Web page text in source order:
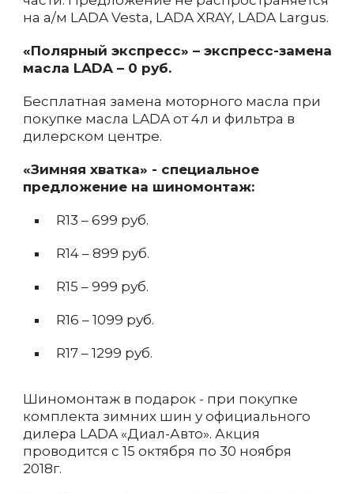
на а/м LADA Vesta, LADA XRAY, LADA Largus.
«Полярный экспресс» – экспресс-замена
масла LADA – 0 руб.
Бесплатная замена моторного масла при
покупке масла LADA от 4л и фильтра в
дилерском центре.
«Зимняя хватка» - специальное
предложение на шиномонтаж:
R13 – 699 руб.
R14 – 899 руб.
R15 – 999 руб.
R16 – 1099 руб.
R17 – 1299 руб.
Шиномонтаж в подарок - при покупке
комплекта зимних шин у официального
дилера LADA «Диал-Авто». Акция
проводится с 15 октября по 30 ноября
2018г.